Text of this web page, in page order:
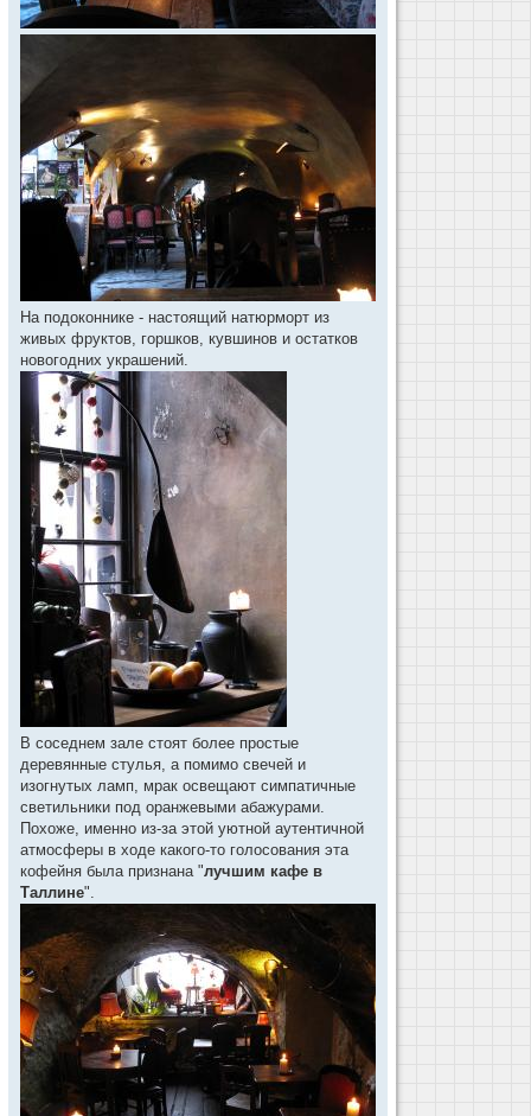
На подоконнике - настоящий натюрморт из
живых фруктов, горшков, кувшинов и остатков
новогодних украшений.
В соседнем зале стоят более простые
деревянные стулья, а помимо свечей и
изогнутых ламп, мрак освещают симпатичные
светильники под оранжевыми абажурами.
Похоже, именно из-за этой уютной аутентичной
атмосферы в ходе какого-то голосования эта
кофейня была признана "лучшим кафе в
Таллине".